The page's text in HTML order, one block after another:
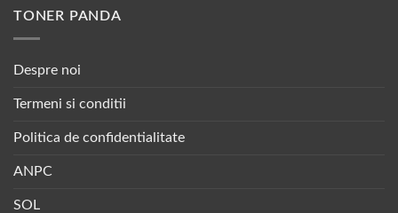
TONER PANDA
Despre noi
Termeni si conditii
Politica de confidentialitate
ANPC
SOL